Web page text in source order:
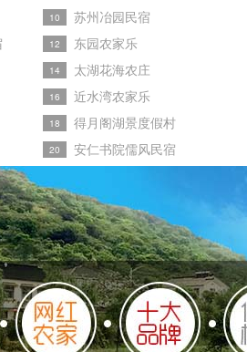
10 苏州冶园民宿
12 东园农家乐
14 太湖花海农庄
16 近水湾农家乐
18 得月阁湖景度假村
20 安仁书院儒风民宿